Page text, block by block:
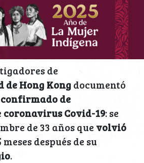
de
de Hong Kongdocumentó
confirmado de
coronavirus Covid-19: se
de 33 años que volvió
meses después de su
.